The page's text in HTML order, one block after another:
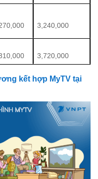
3,240,000
3,720,000
kết hợp MyTV tại